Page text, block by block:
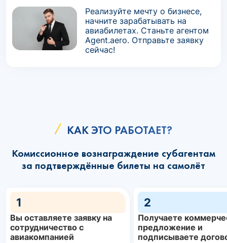
Реализуйте мечту о бизнесе,
начните зарабатывать на
авиабилетах. Станьте агентом
Agent.aero. Отправьте заявку
сейчас!
КАК ЭТО РАБОТАЕТ?
Комиссионное вознаграждение субагентам
за подтверждённые билеты на самолёт
1
Вы оставляете заявку на
сотрудничество с
авиакомпанией
2
Получаете
предложение и
подписываете